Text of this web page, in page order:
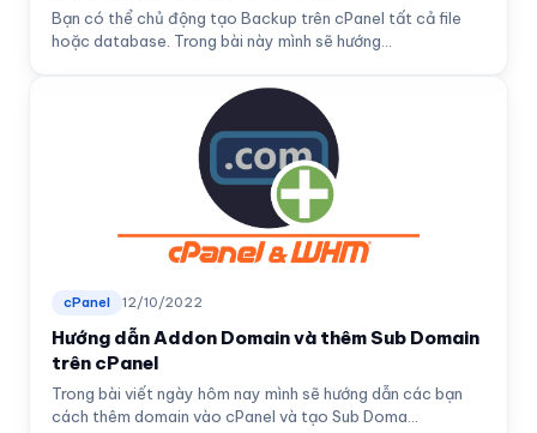
Bạn có thể chủ động tạo Backup trên cPanel tất cả file
hoặc database. Trong bài này mình sẽ hướng...
cPanel 12/10/2022
Hướng dẫn Addon Domain và thêm Sub Domain
trên cPanel
Trong bài viết ngày hôm nay mình sẽ hướng dẫn các bạn
cách thêm domain vào cPanel và tạo Sub Doma...